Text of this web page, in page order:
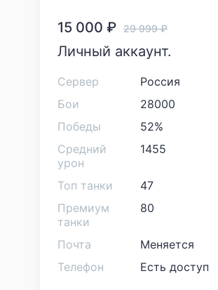
29 999₽
15 000 ₽
Личный аккаунт.
Сервер
Россия
Бои
28000
Победы
52%
Средний
урон
1455
Топ танки
47
Премиум
танки
80
Почта
Меняется
Телефон
Есть доступ